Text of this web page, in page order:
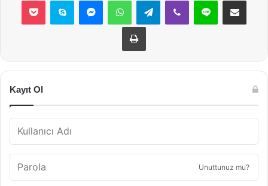
Yazdır
Kayıt Ol
Unuttunuz mu?